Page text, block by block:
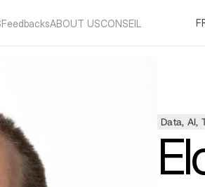
FeedbacksABOUT USCONSEIL
Select
Data, AI,